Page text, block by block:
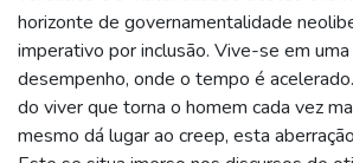
horizonte de governamentalidade
imperativo por inclusão. Vive-se em
desempenho, onde o tempo é
do viver que torna o homem cada vez
mesmo dá lugar ao creep, esta